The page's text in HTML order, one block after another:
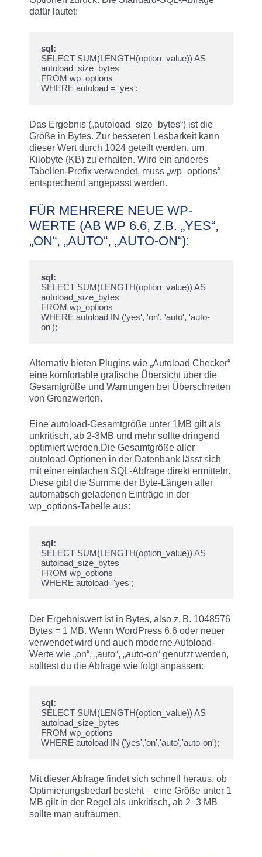
dafür lautet:
sql:
SELECT SUM(LENGTH(option_value)) AS
autoload_size_bytes
FROM wp_options
Das Ergebnis („autoload_size_bytes“) ist die
Größe in Bytes. Zur besseren Lesbarkeit kann
dieser Wert durch 1024 geteilt werden, um
Kilobyte (KB) zu erhalten. Wird ein anderes
Tabellen-Prefix verwendet, muss „wp_options“
entsprechend angepasst werden.
FÜR MEHRERE NEUE WP-
WERTE (AB WP 6.6, Z.B. „YES“,
„ON“, „AUTO“, „AUTO-ON“):
sql:
SELECT SUM(LENGTH(option_value)) AS
autoload_size_bytes
FROM wp_options
WHERE autoload IN ('yes', 'on', 'auto', 'auto-
Alternativ bieten Plugins wie „Autoload Checker“
eine komfortable grafische Übersicht über die
Gesamtgröße und Warnungen bei Überschreiten
von Grenzwerten.
Eine autoload-Gesamtgröße unter 1MB gilt als
unkritisch, ab 2-3MB und mehr sollte dringend
optimiert werden.Die Gesamtgröße aller
autoload-Optionen in der Datenbank lässt sich
mit einer einfachen SQL-Abfrage direkt ermitteln.
Diese gibt die Summe der Byte-Längen aller
automatisch geladenen Einträge in der
wp_options-Tabelle aus:
sql:
SELECT SUM(LENGTH(option_value)) AS
autoload_size_bytes
FROM wp_options
Der Ergebniswert ist in Bytes, also z. B. 1048576
Bytes = 1 MB. Wenn WordPress 6.6 oder neuer
verwendet wird und auch moderne Autoload-
Werte wie „on“, „auto“, „auto-on“ genutzt werden,
solltest du die Abfrage wie folgt anpassen:
sql:
SELECT SUM(LENGTH(option_value)) AS
autoload_size_bytes
FROM wp_options
Mit dieser Abfrage findet sich schnell heraus, ob
Optimierungsbedarf besteht – eine Größe unter 1
MB gilt in der Regel als unkritisch, ab 2–3 MB
sollte man aufräumen.